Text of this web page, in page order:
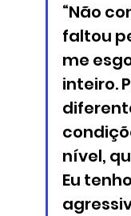
“Não
faltou
me
inteiro.
nível,
Eu